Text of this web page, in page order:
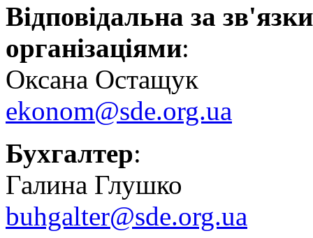
Відповідальна за
організаціями:
Оксана Остащук
ekonom@sde.org.ua
Бухгалтер:
Галина Глушко
buhgalter@sde.org.ua